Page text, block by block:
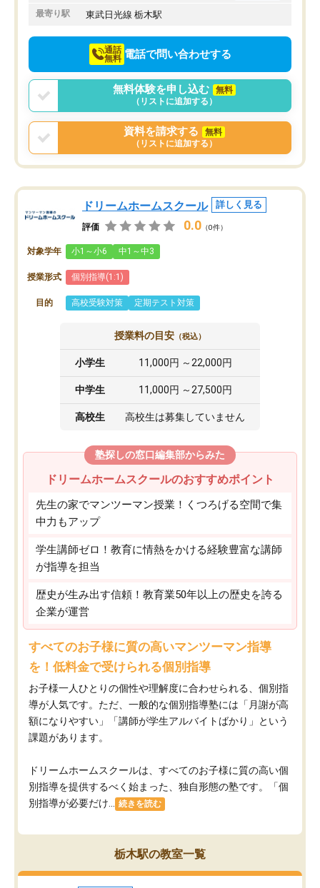
最寄り駅 東武日光線 栃木駅
通話
無料 電話で問い合わせする
無料体験を申し込む
無料
（リストに追加する）
資料を請求する
無料
（リストに追加する）
ドリームホームスクール 詳しく見る
評価 0.0 （0件）
対象学年 小1～小6 中1～中3
授業形式 個別指導(1:1)
目的 高校受験対策 定期テスト対策
授業料の目安 （税込）
小学生 11,000円 ～22,000円
中学生 11,000円 ～27,500円
高校生 高校生は募集していません
塾探しの窓口編集部からみた
ドリームホームスクールのおすすめポイント
先生の家でマンツーマン授業！くつろげる空間で集
中力もアップ
学生講師ゼロ！教育に情熱をかける経験豊富な講師
が指導を担当
歴史が生み出す信頼！教育業50年以上の歴史を誇る
企業が運営
すべてのお子様に質の高いマンツーマン指導
を！低料金で受けられる個別指導
お子様一人ひとりの個性や理解度に合わせられる、個別指
導が人気です。ただ、一般的な個別指導塾には「月謝が高
額になりやすい」「講師が学生アルバイトばかり」という
課題があります。
ドリームホームスクールは、すべてのお子様に質の高い個
別指導を提供するべく始まった、独自形態の塾です。「個
別指導が必要だけ...
続きを読む
栃木駅の教室一覧